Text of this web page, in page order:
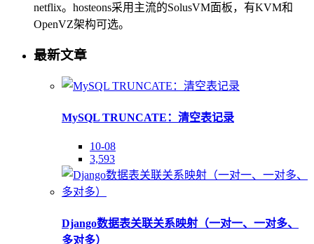
netflix。hosteons采用主流的SolusVM面板，有KVM和
OpenVZ架构可选。
最新文章
MySQL TRUNCATE：清空表记录
10-08
3,593
Django数据表关联关系映射（一对一、一对多、
多对多）